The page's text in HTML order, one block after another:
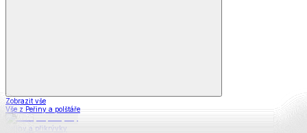
Zobrazit vše
Vše z Peřiny a polštáře
Peřiny a přikrývky